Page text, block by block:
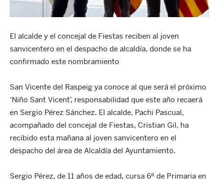
El alcalde y el concejal de Fiestas reciben al joven
sanvicentero en el despacho de alcaldía, donde se ha
confirmado este nombramiento
San Vicente del Raspeig ya conoce al que será el próximo
‘Niño Sant Vicent’, responsabilidad que este año recaerá
en Sergio Pérez Sánchez. El alcalde, Pachi Pascual,
acompañado del concejal de Fiestas, Cristian Gil, ha
recibido esta mañana al joven sanvicentero en el
despacho del área de Alcaldía del Ayuntamiento.
Sergio Pérez, de 11 años de edad, cursa 6º de Primaria en